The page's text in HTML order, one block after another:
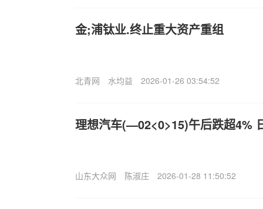
金;浦钛业.终止重大资产重组
北青网 水均益 2026-01-26 03:54:52
理想汽车(—02<0>15)午后跌超4%
山东大众网 陈淑庄 2026-01-28 11:50:52